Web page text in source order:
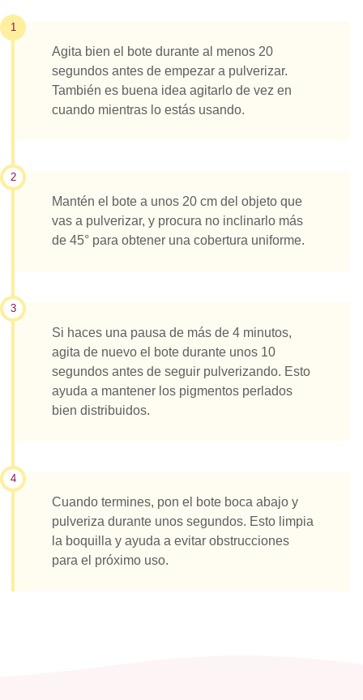
1
Agita bien el bote durante al menos 20
segundos antes de empezar a pulverizar.
También es buena idea agitarlo de vez en
cuando mientras lo estás usando.
2
Mantén el bote a unos 20 cm del objeto que
vas a pulverizar, y procura no inclinarlo más
de 45° para obtener una cobertura uniforme.
3
Si haces una pausa de más de 4 minutos,
agita de nuevo el bote durante unos 10
segundos antes de seguir pulverizando. Esto
ayuda a mantener los pigmentos perlados
bien distribuidos.
4
Cuando termines, pon el bote boca abajo y
pulveriza durante unos segundos. Esto limpia
la boquilla y ayuda a evitar obstrucciones
para el próximo uso.